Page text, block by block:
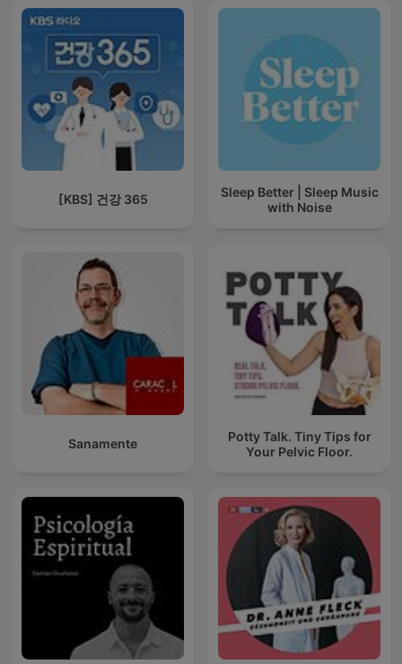
[KBS] 건강 365
Sleep Better | Sleep Music
with Noise
Sanamente
Potty Talk. Tiny Tips for
Your Pelvic Floor.